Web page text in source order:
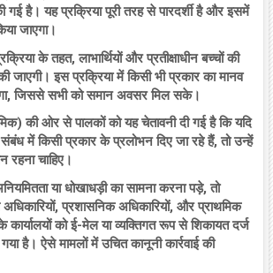
है। यह प्रक्रिया पूरी तरह से पारदर्शी है और इसमें
जाएगा।
के तहत, लाभार्थियों और प्रतीक्षाधीन बच्चों की
जाएगी। इस प्रक्रिया में किसी भी प्रकार का मानव
जिससे सभी को समान अवसर मिल सके।
की ओर से पालकों को यह चेतावनी दी गई है कि यदि
में किसी प्रकार के प्रलोभन दिए जा रहे हैं, तो उन्हें
रहना चाहिए।
या धोखाधड़ी का सामना करना पड़े, तो
प्रशासनिक अधिकारियों, और प्राथमिक
कार्यालयों को ई-मेल या व्यक्तिगत रूप से शिकायत दर्ज
है। ऐसे मामलों में उचित कानूनी कार्रवाई की